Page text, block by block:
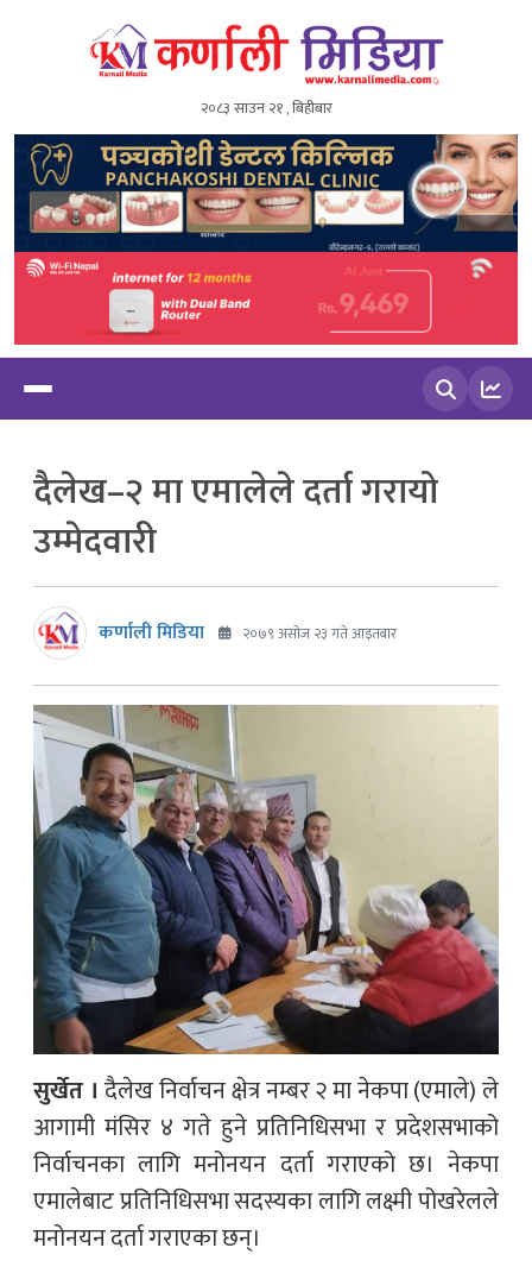
२०८३ साउन २१ , बिहीबार
दैलेख–२ मा एमालेले दर्ता गरायो
उम्मेदवारी
कर्णाली मिडिया २०७९ असोज २३ गते आइतबार
सुर्खेत । दैलेख निर्वाचन क्षेत्र नम्बर २ मा नेकपा (एमाले) ले
आगामी मंसिर ४ गते हुने प्रतिनिधिसभा र प्रदेशसभाको
निर्वाचनका लागि मनोनयन दर्ता गराएको छ। नेकपा
एमालेबाट प्रतिनिधिसभा सदस्यका लागि लक्ष्मी पोखरेलले
मनोनयन दर्ता गराएका छन्।